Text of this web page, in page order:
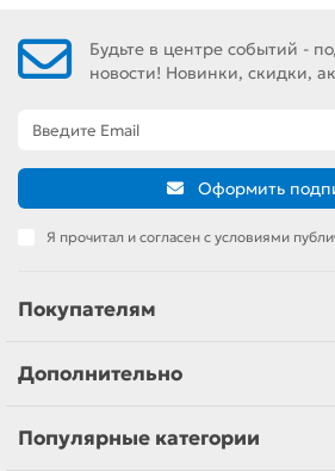
Будьте в центре событий -
новости! Новинки, скидки,
Оформить
Я прочитал и согласен с условиями
Покупателям
Дополнительно
Популярные категории